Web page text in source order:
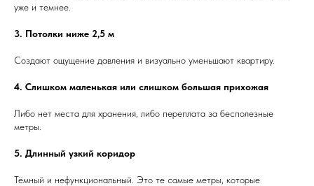
уже и темнее.
3. Потолки ниже 2,5 м
Создают ощущение давления и визуально уменьшают квартиру.
4. Слишком маленькая или слишком большая прихожая
Либо нет места для хранения, либо переплата за бесполезные
метры.
5. Длинный узкий коридор
Тёмный и нефункциональный. Это те самые метры, которые